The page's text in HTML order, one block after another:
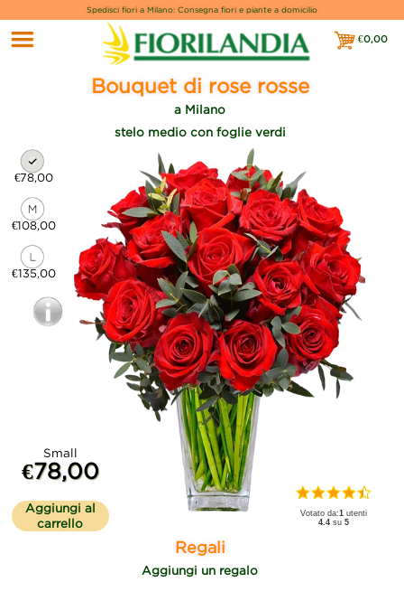
Spedisci fiori a Milano: Consegna fiori e piante a domicilio
€0,00
€0,00
Bouquet di rose rosse
a Milano
stelo medio con foglie verdi
€78,00
€108,00
€135,00
Small
€78,00
Aggiungi al
carrello
Votato da:1 utenti
4.4 su5
Regali
Aggiungi un regalo